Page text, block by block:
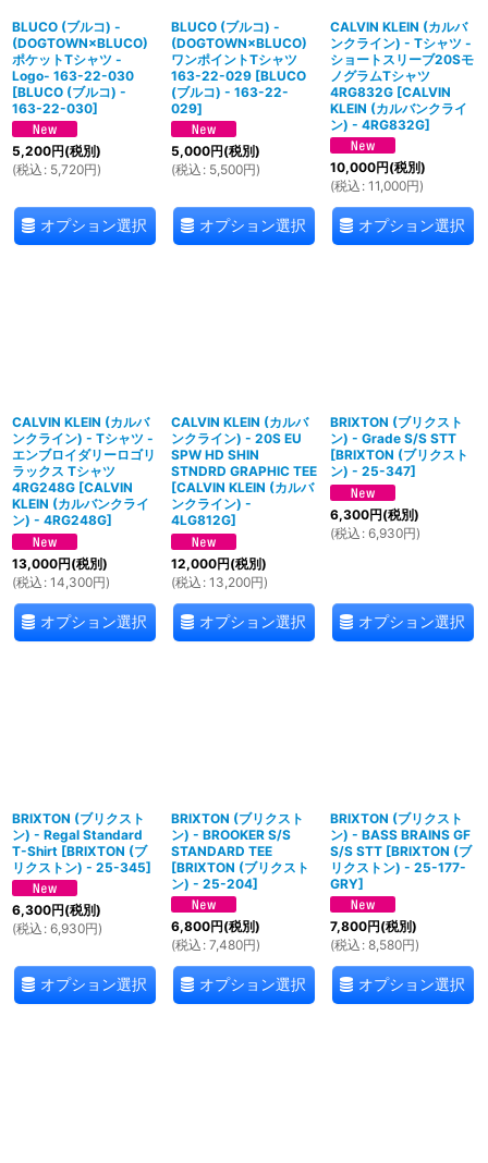
BLUCO (ブルコ) -
(DOGTOWN×BLUCO)
ポケットTシャツ -
Logo- 163-22-030
[BLUCO (ブルコ) -
163-22-030]
5,200円(税別)
(税込 : 5,720円)
オプション選択
BLUCO (ブルコ) -
(DOGTOWN×BLUCO)
ワンポイントTシャツ
163-22-029 [BLUCO
(ブルコ) - 163-22-
029]
5,000円(税別)
(税込 : 5,500円)
オプション選択
CALVIN KLEIN (カルバ
ンクライン) - Tシャツ -
ショートスリーブ20Sモ
ノグラムTシャツ
4RG832G [CALVIN
KLEIN (カルバンクライ
ン) - 4RG832G]
10,000円(税別)
(税込 : 11,000円)
オプション選択
CALVIN KLEIN (カルバ
ンクライン) - Tシャツ -
エンブロイダリーロゴリ
ラックス Tシャツ
4RG248G [CALVIN
KLEIN (カルバンクライ
ン) - 4RG248G]
13,000円(税別)
(税込 : 14,300円)
オプション選択
CALVIN KLEIN (カルバ
ンクライン) - 20S EU
SPW HD SHIN
STNDRD GRAPHIC TEE
[CALVIN KLEIN (カルバ
ンクライン) -
4LG812G]
12,000円(税別)
(税込 : 13,200円)
オプション選択
BRIXTON (ブリクスト
ン) - Grade S/S STT
[BRIXTON (ブリクスト
ン) - 25-347]
6,300円(税別)
(税込 : 6,930円)
オプション選択
BRIXTON (ブリクスト
ン) - Regal Standard
T-Shirt [BRIXTON (ブ
リクストン) - 25-345]
6,300円(税別)
(税込 : 6,930円)
オプション選択
BRIXTON (ブリクスト
ン) - BROOKER S/S
STANDARD TEE
[BRIXTON (ブリクスト
ン) - 25-204]
6,800円(税別)
(税込 : 7,480円)
オプション選択
BRIXTON (ブリクスト
ン) - BASS BRAINS GF
S/S STT [BRIXTON (ブ
リクストン) - 25-177-
GRY]
7,800円(税別)
(税込 : 8,580円)
オプション選択